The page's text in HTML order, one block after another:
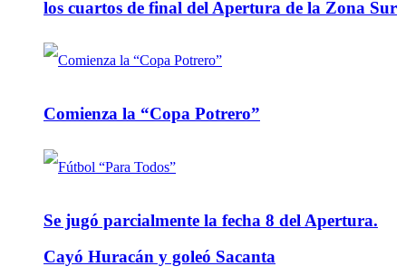
los cuartos de final del Apertura de la Zona Sur
Comienza la “Copa Potrero”
Se jugó parcialmente la fecha 8 del Apertura.
Cayó Huracán y goleó Sacanta